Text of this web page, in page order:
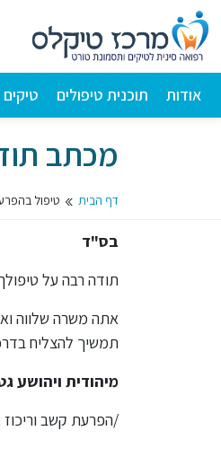
אודות תוכנית טיפולים טיקים
מכתב
דף הבית טיפול
בס"ד
תודה רבה על
אתה משרה שלווה
תמשיך להצליח
מיהודית ויהושע
/הפרעת קשב